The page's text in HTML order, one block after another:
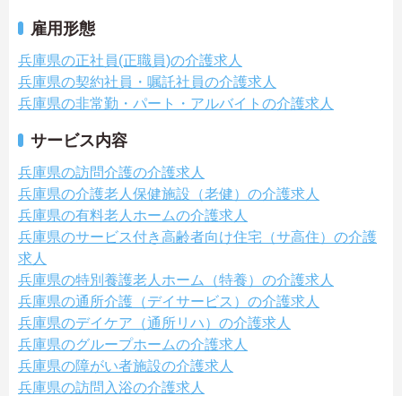
雇用形態
兵庫県の正社員(正職員)の介護求人
兵庫県の契約社員・嘱託社員の介護求人
兵庫県の非常勤・パート・アルバイトの介護求人
サービス内容
兵庫県の訪問介護の介護求人
兵庫県の介護老人保健施設（老健）の介護求人
兵庫県の有料老人ホームの介護求人
兵庫県のサービス付き高齢者向け住宅（サ高住）の介護
求人
兵庫県の特別養護老人ホーム（特養）の介護求人
兵庫県の通所介護（デイサービス）の介護求人
兵庫県のデイケア（通所リハ）の介護求人
兵庫県のグループホームの介護求人
兵庫県の障がい者施設の介護求人
兵庫県の訪問入浴の介護求人